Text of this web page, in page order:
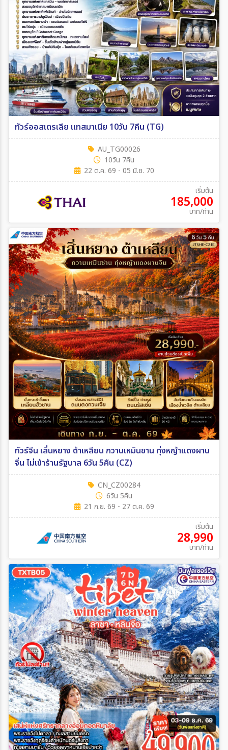
ทัวร์ออสเตรเลีย แทสมาเนีย 10วัน 7คืน (TG)
AU_TG00026
10วัน 7คืน
22 ต.ค. 69 - 05 มิ.ย. 70
เริ่มต้น
185,000
บาท/ท่าน
ทัวร์จีน เสิ่นหยาง ต้าเหลียน กวานเหมินซาน ทุ่งหญ้าแดงผาน
จิ่น ไม่เข้าร้านรัฐบาล 6วัน 5คืน (CZ)
CN_CZ00284
6วัน 5คืน
21 ก.ย. 69 - 27 ต.ค. 69
เริ่มต้น
28,990
บาท/ท่าน